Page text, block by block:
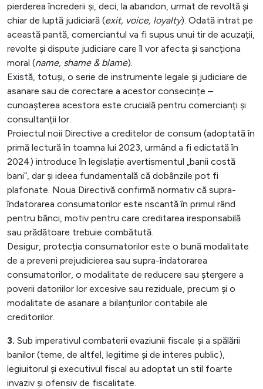
pierderea încrederii și, deci, la abandon, urmat de revoltă și
chiar de luptă judiciară (exit, voice, loyalty). Odată intrat pe
această pantă, comerciantul va fi supus unui tir de acuzații,
revolte și dispute judiciare care îl vor afecta și sancționa
moral (name, shame & blame).
Există, totuși, o serie de instrumente legale și judiciare de
asanare sau de corectare a acestor consecințe –
cunoașterea acestora este crucială pentru comercianți și
consultanții lor.
Proiectul noii Directive a creditelor de consum (adoptată în
primă lectură în toamna lui 2023, urmând a fi edictată în
2024) introduce în legislație avertismentul „banii costă
bani”, dar și ideea fundamentală că dobânzile pot fi
plafonate. Noua Directivă confirmă normativ că supra-
îndatorarea consumatorilor este riscantă în primul rând
pentru bănci, motiv pentru care creditarea iresponsabilă
sau prădătoare trebuie combătută.
Desigur, protecția consumatorilor este o bună modalitate
de a preveni prejudicierea sau supra-îndatorarea
consumatorilor, o modalitate de reducere sau ștergere a
poverii datoriilor lor excesive sau reziduale, precum și o
modalitate de asanare a bilanțurilor contabile ale
creditorilor.
3. Sub imperativul combaterii evaziunii fiscale și a spălării
banilor (teme, de altfel, legitime și de interes public),
legiuitorul și executivul fiscal au adoptat un stil foarte
invaziv și ofensiv de fiscalitate.